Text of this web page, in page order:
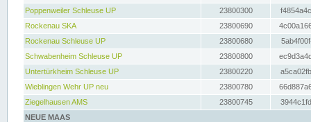
Poppenweiler Schleuse UP
23800300
Rockenau SKA
23800690
Rockenau Schleuse UP
23800680
Schwabenheim Schleuse UP
23800800
Untertürkheim Schleuse UP
23800220
Wieblingen Wehr UP neu
23800780
Ziegelhausen AMS
23800745
NEUE MAAS